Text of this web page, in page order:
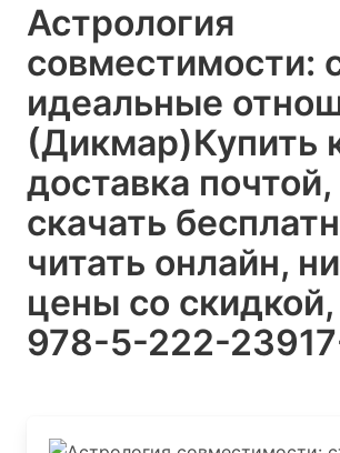
Астрология
совместимости:
идеальные
(Дикмар)Купить
доставка почтой,
скачать
читать онлайн,
цены со скидкой,
978-5-222-